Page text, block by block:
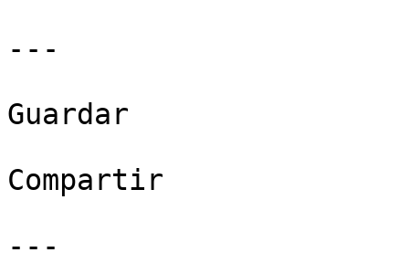
---
Guardar
Compartir
---